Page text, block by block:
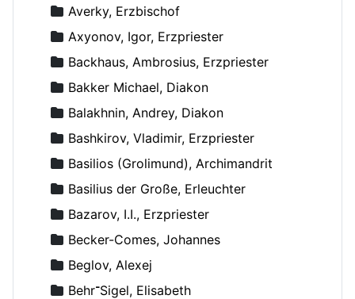
Averky, Erzbischof
Axyonov, Igor, Erzpriester
Backhaus, Ambrosius, Erzpriester
Bakker Michael, Diakon
Balakhnin, Andrey, Diakon
Bashkirov, Vladimir, Erzpriester
Basilios (Grolimund), Archimandrit
Basilius der Große, Erleuchter
Bazarov, I.I., Erzpriester
Becker-Comes, Johannes
Beglov, Alexej
Behr־Sigel, Elisabeth